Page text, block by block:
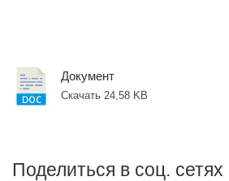
Документ
Скачать 24,58 KB
Поделиться в соц. сетях